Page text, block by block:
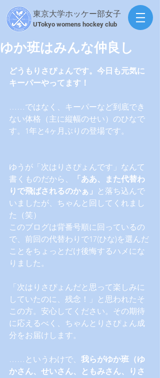
東京大学ホッケー部女子
​UTokyo womens hockey club
ゆか班はみんな仲良し
どうもりさぴょんです。今日も元気に
キーパーやってます！
……ではなく、キーパーなど到底でき
ない体格（主に縦幅のせい）のひなで
す。1年と4ヶ月ぶりの登場です。
ゆうが「次はりさぴょんです」なんて
書くものだから、
「ああ、また代替わ
りで飛ばされるのかぁ」
と落ち込んで
いましたが、ちゃんと回してくれまし
た（笑）
このブログは背番号順に回っているの
で、前回の代替わりで17(ひな)を選んだ
ことをちょっとだけ後悔するハメにな
りました。
「次はりさぴょんだと思って楽しみに
していたのに、残念！」と思われたそ
この方。安心してください。その期待
に応えるべく、ちゃんとりさぴょん成
分をお届けします。
……というわけで、 我らがゆか班（ゆ
かさん、せいさん、ともみさん、りさ